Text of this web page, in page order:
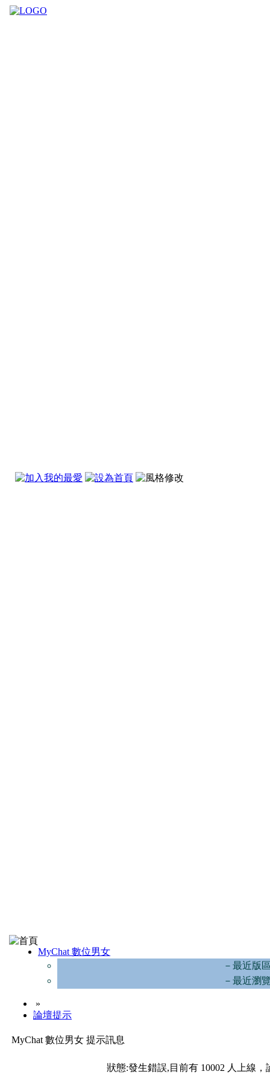
MyChat 數位男女
－最近版
－最近瀏
»
論壇提示
MyChat 數位男女 提示訊息
狀態:發生錯誤,目前有 10002 人上線